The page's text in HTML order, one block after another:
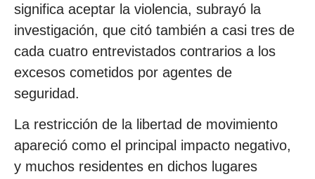
significa aceptar la violencia, subrayó la
investigación, que citó también a casi tres de
cada cuatro entrevistados contrarios a los
excesos cometidos por agentes de
seguridad.
La restricción de la libertad de movimiento
apareció como el principal impacto negativo,
y muchos residentes en dichos lugares